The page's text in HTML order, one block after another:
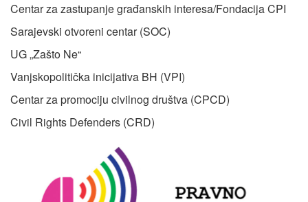
Centar za zastupanje građanskih interesa/Fondacija CPI
Sarajevski otvoreni centar (SOC)
UG „Zašto Ne“
Vanjskopolitička inicijativa BH (VPI)
Centar za promociju civilnog društva (CPCD)
Civil Rights Defenders (CRD)